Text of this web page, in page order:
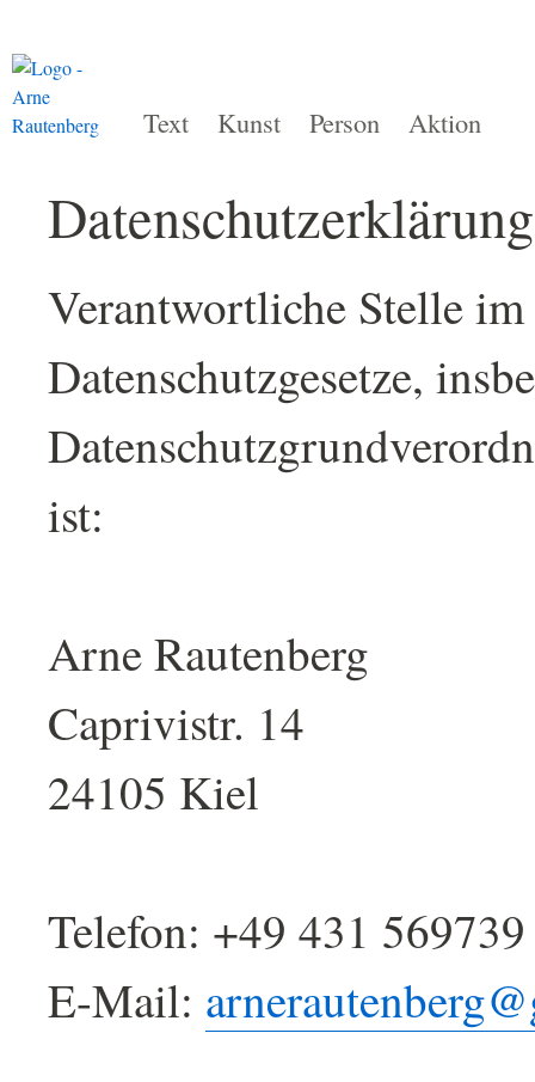
Text Kunst Person Aktion
Datenschutzerklärung
Verantwortliche Stelle
Datenschutzgesetze,
ist:
Arne Rautenberg
Caprivistr. 14
24105 Kiel
Telefon: +49 431 569739
E-Mail: